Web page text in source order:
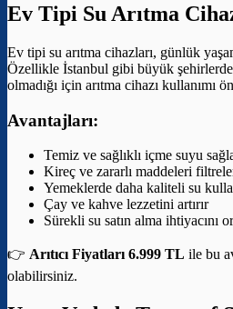
Ev Tipi Su Arıtma
Ev tipi su arıtma cihazları, günlük
Özellikle İstanbul gibi büyük
olmadığı için arıtma cihazı kullanımı
Avantajları:
Temiz ve sağlıklı içme suyu
Kireç ve zararlı maddeleri
Yemeklerde daha kaliteli su
Çay ve kahve lezzetini artırır
Sürekli su satın alma ihtiyacını
👉 Arıtıcı Fiyatları 6.999 TL ile bu
olabilirsiniz.